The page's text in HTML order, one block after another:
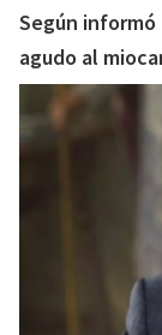
Según
agudo al